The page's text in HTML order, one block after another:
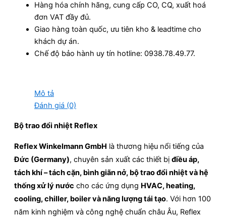
Hàng hóa chính hãng, cung cấp CO, CQ, xuất hoá
đơn VAT đầy đủ.
Giao hàng toàn quốc, ưu tiên kho & leadtime cho
khách dự án.
Chế độ bảo hành uy tín hotline: 0938.78.49.77.
Mô tả
Đánh giá (0)
Bộ trao đổi nhiệt Reflex
Reflex Winkelmann GmbH là thương hiệu nổi tiếng của
Đức (Germany), chuyên sản xuất các thiết bị điều áp,
tách khí – tách cặn, bình giãn nở, bộ trao đổi nhiệt và hệ
thống xử lý nước cho các ứng dụng HVAC, heating,
cooling, chiller, boiler và năng lượng tái tạo. Với hơn 100
năm kinh nghiệm và công nghệ chuẩn châu Âu, Reflex